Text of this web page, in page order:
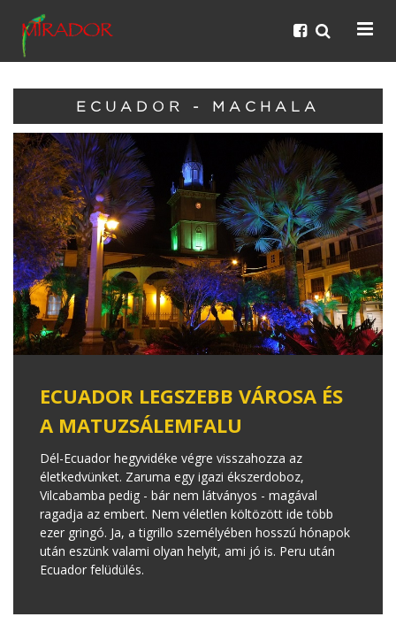
ECUADOR - MACHALA
ECUADOR LEGSZEBB VÁROSA ÉS
A MATUZSÁLEMFALU
Dél-Ecuador hegyvidéke végre visszahozza az
életkedvünket. Zaruma egy igazi ékszerdoboz,
Vilcabamba pedig - bár nem látványos - magával
ragadja az embert. Nem véletlen költözött ide több
ezer gringó. Ja, a tigrillo személyében hosszú hónapok
után eszünk valami olyan helyit, ami jó is. Peru után
Ecuador felüdülés.